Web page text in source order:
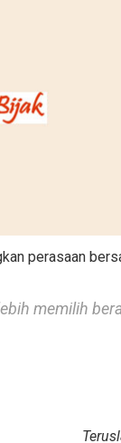
perasaan
memilih